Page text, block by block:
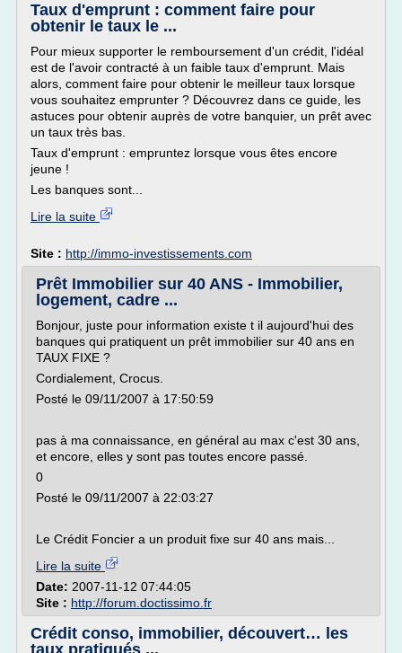
Taux d'emprunt : comment faire pour
obtenir le taux le ...
Pour mieux supporter le remboursement d'un crédit, l'idéal
est de l'avoir contracté à un faible taux d'emprunt. Mais
alors, comment faire pour obtenir le meilleur taux lorsque
vous souhaitez emprunter ? Découvrez dans ce guide, les
astuces pour obtenir auprès de votre banquier, un prêt avec
un taux très bas.
Taux d'emprunt : empruntez lorsque vous êtes encore
jeune !
Les banques sont...
Lire la suite
Site : http://immo-investissements.com
Prêt Immobilier sur 40 ANS - Immobilier,
logement, cadre ...
Bonjour, juste pour information existe t il aujourd'hui des
banques qui pratiquent un prêt immobilier sur 40 ans en
TAUX FIXE ?
Cordialement, Crocus.
Posté le 09/11/2007 à 17:50:59
pas à ma connaissance, en général au max c'est 30 ans,
et encore, elles y sont pas toutes encore passé.
0
Posté le 09/11/2007 à 22:03:27
Le Crédit Foncier a un produit fixe sur 40 ans mais...
Lire la suite
Date: 2007-11-12 07:44:05
Site : http://forum.doctissimo.fr
Crédit conso, immobilier, découvert… les
taux pratiqués ...